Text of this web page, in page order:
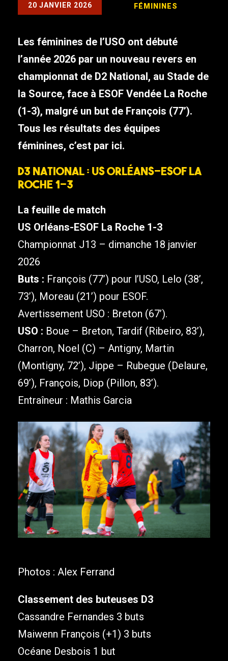
20 JANVIER 2026 FÉMININES
Les féminines de l’USO ont débuté
l’année 2026 par un nouveau revers en
championnat de D2 National, au Stade de
la Source, face à ESOF Vendée La Roche
(1-3), malgré un but de François (77’).
Tous les résultats des équipes
féminines, c’est par ici.
D3 National : US Orléans-ESOF La
Roche 1-3
La feuille de match
US Orléans-ESOF La Roche 1-3
Championnat J13 – dimanche 18 janvier
2026
Buts : François (77’) pour l’USO, Lelo (38’,
73’), Moreau (21’) pour ESOF.
Avertissement USO : Breton (67’).
USO : Boue – Breton, Tardif (Ribeiro, 83’),
Charron, Noel (C) – Antigny, Martin
(Montigny, 72’), Jippe – Rubegue (Delaure,
69’), François, Diop (Pillon, 83’).
Entraîneur : Mathis Garcia
Photos : Alex Ferrand
Classement des buteuses D3
Cassandre Fernandes 3 buts
Maiwenn François (+1) 3 buts
Océane Desbois 1 but